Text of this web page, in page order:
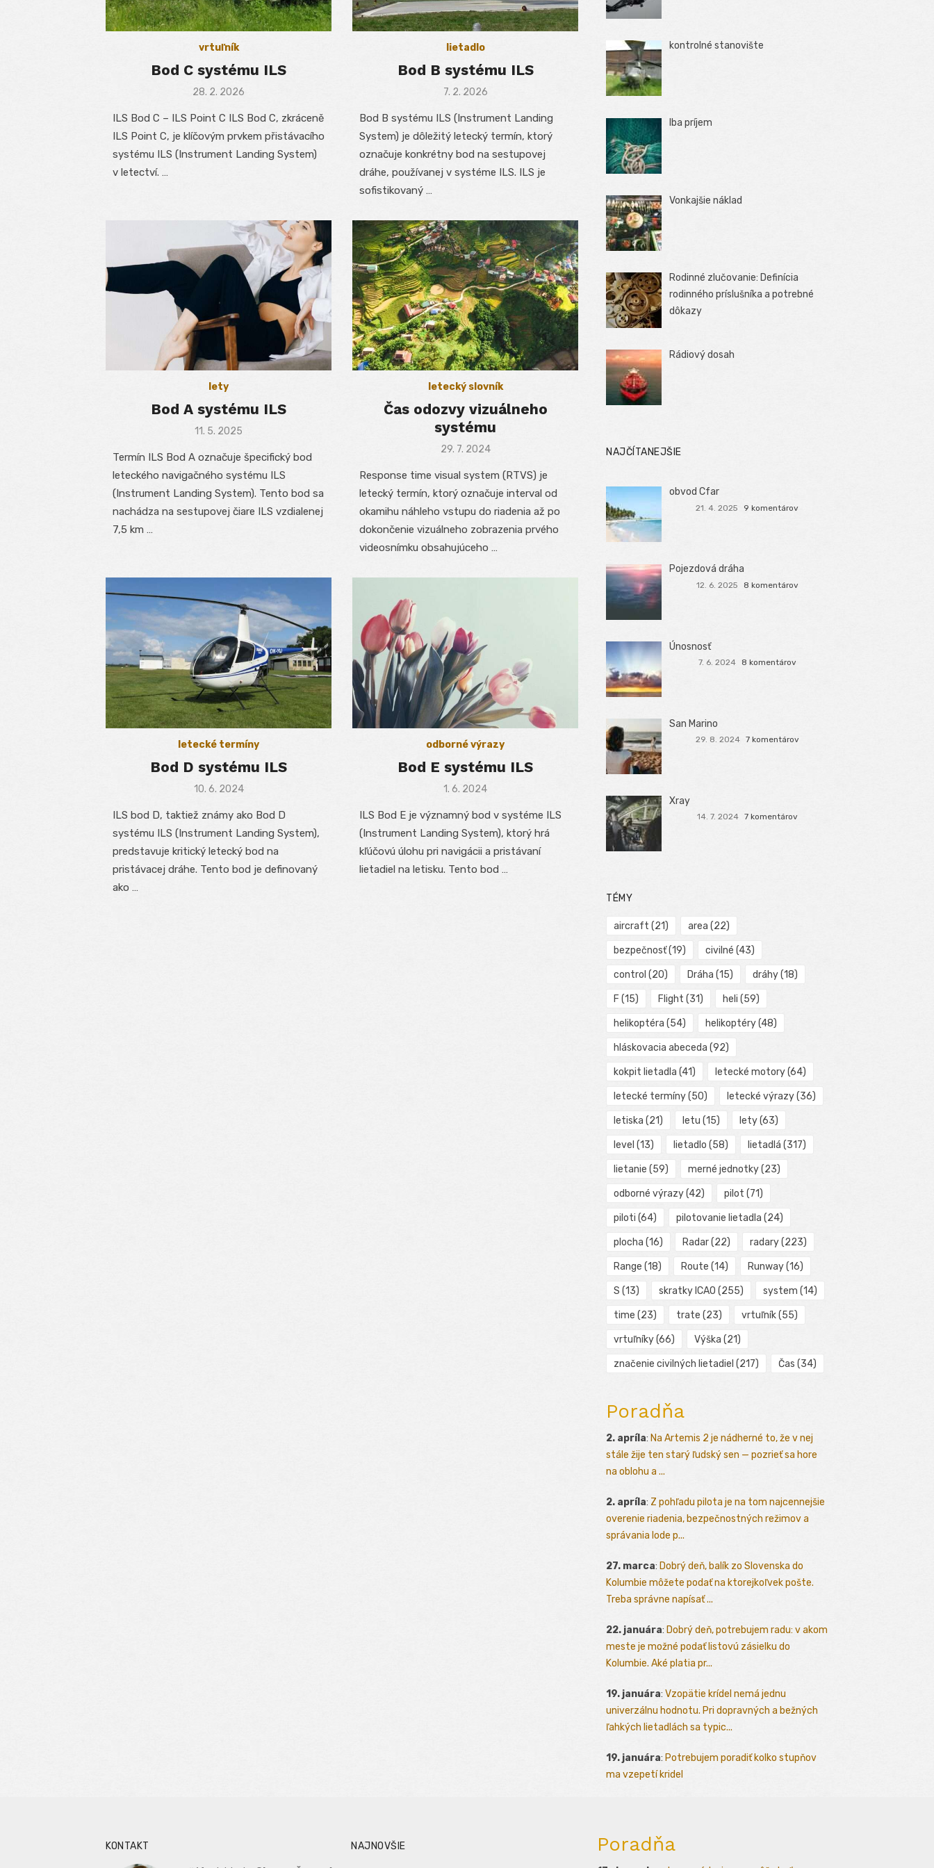
vrtuľník
Bod C systému ILS
Posted
28. 2. 2026
ILS Bod C – ILS Point C ILS Bod C, zkráceně
ILS Point C, je klíčovým prvkem přistávacího
systému ILS (Instrument Landing System)
v letectví. …
lietadlo
Bod B systému ILS
Posted
7. 2. 2026
Bod B systému ILS (Instrument Landing
System) je dôležitý letecký termín, ktorý
označuje konkrétny bod na sestupovej
dráhe, používanej v systéme ILS. ILS je
sofistikovaný …
lety
Bod A systému ILS
Posted
11. 5. 2025
Termín ILS Bod A označuje špecifický bod
leteckého navigačného systému ILS
(Instrument Landing System). Tento bod sa
nachádza na sestupovej čiare ILS vzdialenej
7,5 km …
letecký slovník
Čas odozvy vizuálneho
systému
Posted
29. 7. 2024
Response time visual system (RTVS) je
letecký termín, ktorý označuje interval od
okamihu náhleho vstupu do riadenia až po
dokončenie vizuálneho zobrazenia prvého
videosnímku obsahujúceho …
letecké termíny
Bod D systému ILS
Posted
10. 6. 2024
ILS bod D, taktiež známy ako Bod D
systému ILS (Instrument Landing System),
predstavuje kritický letecký bod na
pristávacej dráhe. Tento bod je definovaný
ako …
odborné výrazy
Bod E systému ILS
Posted
1. 6. 2024
ILS Bod E je významný bod v systéme ILS
(Instrument Landing System), ktorý hrá
kľúčovú úlohu pri navigácii a pristávaní
lietadiel na letisku. Tento bod …
kontrolné stanovište
Iba príjem
Vonkajšie náklad
Rodinné zlučovanie: Definícia
rodinného príslušníka a potrebné
dôkazy
Rádiový dosah
NAJČÍTANEJŠIE
obvod Cfar
21. 4. 2025 9 komentárov
Pojezdová dráha
12. 6. 2025 8 komentárov
Únosnosť
7. 6. 2024 8 komentárov
San Marino
29. 8. 2024 7 komentárov
Xray
14. 7. 2024 7 komentárov
TÉMY
aircraft (21) area (22)
bezpečnosť(19) civilné (43)
control (20) Dráha (15) dráhy(18)
F (15) Flight (31) heli (59)
helikoptéra (54) helikoptéry(48)
hláskovacia abeceda (92)
kokpit lietadla (41) letecké motory(64)
letecké termíny(50) letecké výrazy(36)
letiska (21) letu (15) lety(63)
level (13) lietadlo (58) lietadlá (317)
lietanie (59) merné jednotky(23)
odborné výrazy(42) pilot (71)
piloti (64) pilotovanie lietadla (24)
plocha (16) Radar(22) radary(223)
Range (18) Route (14) Runway(16)
S (13) skratky ICAO (255) system (14)
time (23) trate (23) vrtuľník(55)
vrtuľníky(66) Výška (21)
značenie civilných lietadiel (217) Čas (34)
Poradňa
2. apríla: Na Artemis 2 je nádherné to, že v nej
stále žije ten starý ľudský sen — pozrieť sa hore
na oblohu a ...
2. apríla: Z pohľadu pilota je na tom najcennejšie
overenie riadenia, bezpečnostných režimov a
správania lode p...
27. marca: Dobrý deň, balík zo Slovenska do
Kolumbie môžete podať na ktorejkoľvek pošte.
Treba správne napísať ...
22. januára: Dobrý deň, potrebujem radu: v akom
meste je možné podať listovú zásielku do
Kolumbie. Aké platia pr...
19. januára: Vzopätie krídel nemá jednu
univerzálnu hodnotu. Pri dopravných a bežných
ľahkých lietadlách sa typic...
19. januára: Potrebujem poradiť kolko stupňov
ma vzepetí kridel
KONTAKT NAJNOVŠIE Poradňa